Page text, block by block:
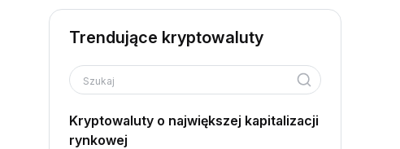
Trendujące kryptowaluty
Szukaj
Kryptowaluty o największej kapitalizacji
rynkowej